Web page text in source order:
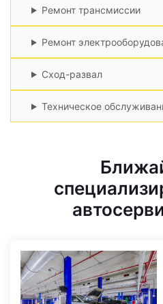
Ремонт трансмиссии
Ремонт
Сход-развал
Техническое